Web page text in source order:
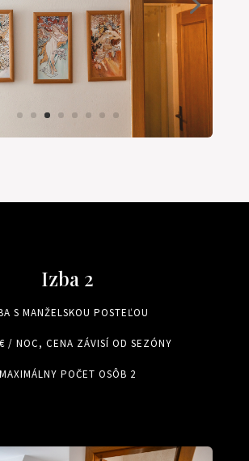
Izba 2
S MANŽELSKOU POSTEĽOU
/ NOC, CENA ZÁVISÍ OD SEZÓNY
MAXIMÁLNY POČET OSÔB 2